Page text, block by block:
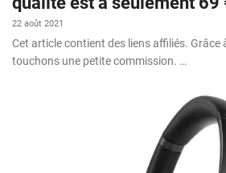
22 août 2021
Cet article contient des liens affiliés. Grâce
touchons une petite commission. …